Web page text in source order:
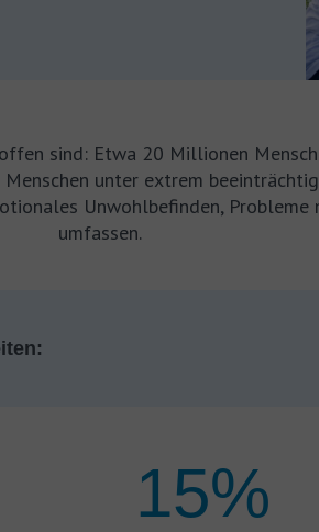
sind: Etwa 20 Millionen
unter extrem
Unwohlbefinden,
umfassen.
15%